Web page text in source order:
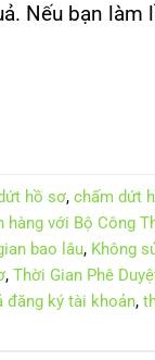
Nếu bạn làm
hồ sơ, chấm dứt
với Bộ Công
bao lâu, Không
, Thời Gian Phê
đăng ký tài khoản,